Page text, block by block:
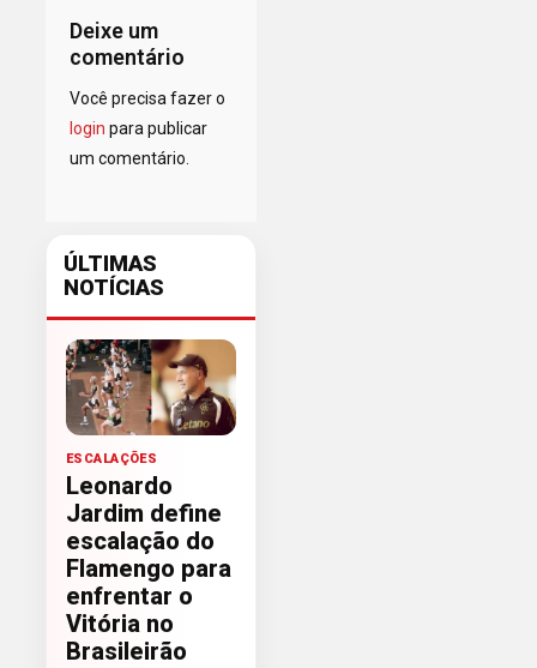
Deixe um
comentário
Você precisa fazer o
login para publicar
um comentário.
ÚLTIMAS
NOTÍCIAS
ESCALAÇÕES
Leonardo
Jardim define
escalação do
Flamengo para
enfrentar o
Vitória no
Brasileirão